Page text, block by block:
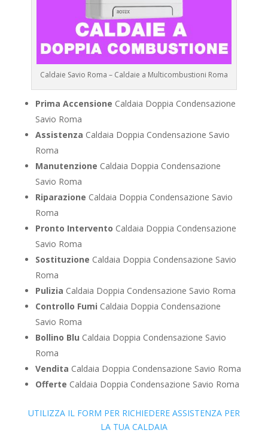
Caldaie Savio Roma – Caldaie a Multicombustioni Roma
Prima Accensione Caldaia Doppia Condensazione
Savio Roma
Assistenza Caldaia Doppia Condensazione Savio
Roma
Manutenzione Caldaia Doppia Condensazione
Savio Roma
Riparazione Caldaia Doppia Condensazione Savio
Roma
Pronto Intervento Caldaia Doppia Condensazione
Savio Roma
Sostituzione Caldaia Doppia Condensazione Savio
Roma
Pulizia Caldaia Doppia Condensazione Savio Roma
Controllo Fumi Caldaia Doppia Condensazione
Savio Roma
Bollino Blu Caldaia Doppia Condensazione Savio
Roma
Vendita Caldaia Doppia Condensazione Savio Roma
Offerte Caldaia Doppia Condensazione Savio Roma
UTILIZZA IL FORM PER RICHIEDERE ASSISTENZA PER
LA TUA CALDAIA